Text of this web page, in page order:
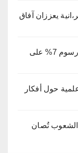
يعززان آفاق
الجمهورية الإسلامية الإيرا، نية فرضت رسوم 7% على
حول أفكار
تُصان